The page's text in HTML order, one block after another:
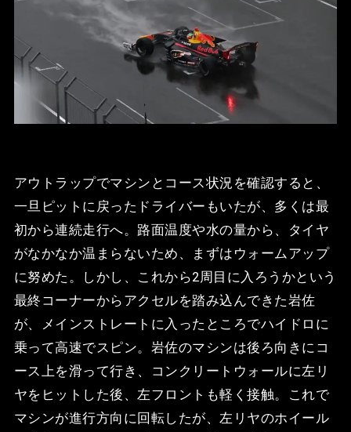
アウトラップでマシンとコース状況を確認すると、
一旦ピットに戻ったドライバーもいたが、多くは最
初から連続走行へ。路面温度や水の量から、タイヤ
がなかなか温まらないため、まずはウォームアップ
に努めた。しかし、これから2周目に入ろうかという
最終コーナーからアクセルを踏み込んできた岩佐
が、メインストレートに入ったところでハイドロに
乗って高速でスピン。岩佐のマシンは後ろ向きにコ
ース上を滑って行き、コンクリートウォールに左リ
ヤをヒットした後、左フロントも軽く接触。これで
マシンが進行方向に回転したが、左リヤのホイール